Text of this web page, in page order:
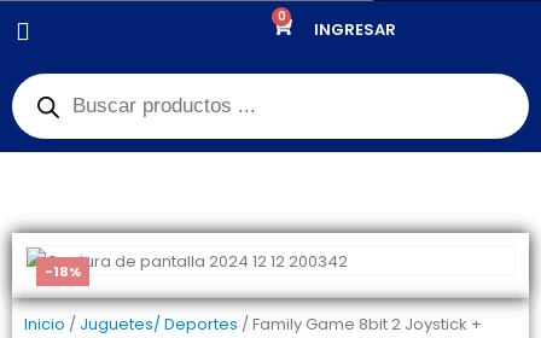
0
INGRESAR
FAMILY GAME 8BIT 2 JOYSTICK + PISTOLA 110 JUEGOS CLÁSICOS
-18%
Inicio / Juguetes/ Deportes / Family Game 8bit 2 Joystick +